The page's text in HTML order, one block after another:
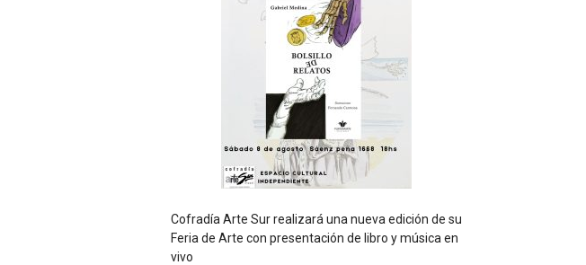
s
e
r
e
d
e
d
e
c
i
Cofradía Arte Sur realizará una nueva edición de su
Feria de Arte con presentación de libro y música en
vivo